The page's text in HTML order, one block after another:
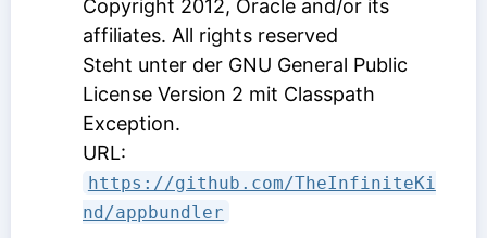
Copyright 2012, Oracle and/or its
affiliates. All rights reserved
Steht unter der GNU General Public
License Version 2 mit Classpath
Exception.
URL:
https://github.com/TheInfiniteKi
nd/appbundler